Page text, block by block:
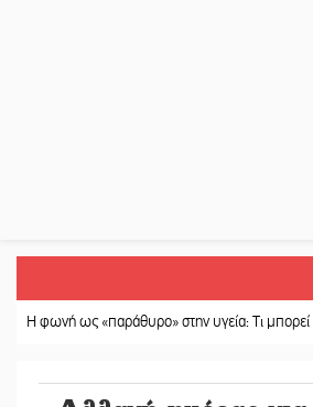
ως «παράθυρο» στην υγεία: Τι μπορεί να